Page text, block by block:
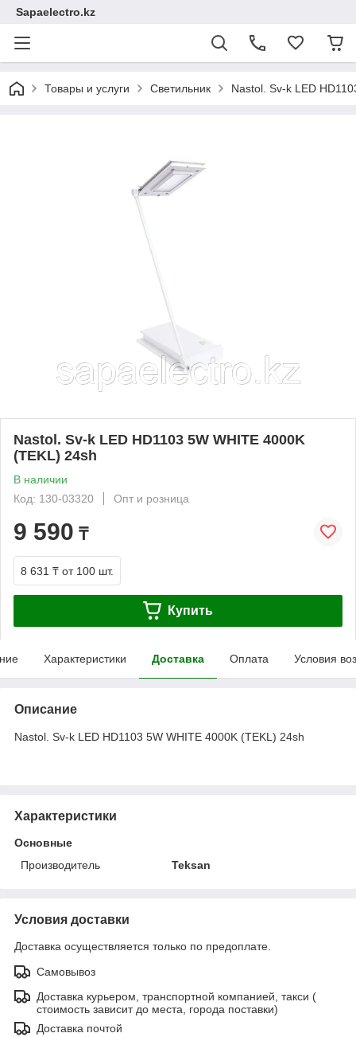
Sapaelectro.kz
Товары и услуги Светильник Nastоl. Sv-k LED
Nastоl. Sv-k LED HD1103 5W WHITE 4000K
(TEKL) 24sh
В наличии
Код: 130-03320
Опт и розница
9 590 ₸
8 631 ₸ от 100 шт.
Купить
Характеристики Доставка Оплата Условия
Описание
Nastоl. Sv-k LED HD1103 5W WHITE 4000K (TEKL) 24sh
Характеристики
Основные
Производитель
Teksan
Условия доставки
Доставка осуществляется только по предоплате.
Самовывоз
Доставка курьером, транспортной компанией, такси (
стоимость зависит до места, города поставки)
Доставка почтой